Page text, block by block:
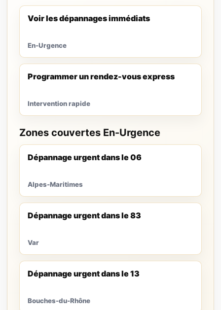
Voir les dépannages immédiats
En-Urgence
Programmer un rendez-vous express
Intervention rapide
Zones couvertes En-Urgence
Dépannage urgent dans le 06
Alpes-Maritimes
Dépannage urgent dans le 83
Var
Dépannage urgent dans le 13
Bouches-du-Rhône